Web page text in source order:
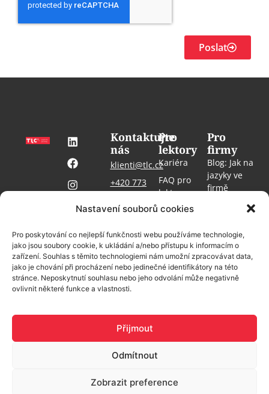
Nastavení souborů cookies
Pro poskytování co nejlepší funkčnosti webu používáme technologie,
jako jsou soubory cookie, k ukládání a/nebo přístupu k informacím o
zařízení. Souhlas s těmito technologiemi nám umožní zpracovávat data,
jako je chování při procházení nebo jedinečné identifikátory na této
stránce. Neposkytnutí souhlasu nebo jeho odvolání může negativně
ovlivnit některé funkce a vlastnosti.
Přijmout
Odmítnout
Zobrazit preference
Poslat
Pro
firmy
Blog: Jak na
jazyky ve
firmě
Pro
lektory
Kariéra
FAQ pro
lektory
Blog: Jak
MyCat login
Knihovna
Kontaktujte
nás
klienti@tlc.cz
+420 773
GDPR
Cookies
#jazykovkaprofirmy
#vzdelavanislaskou
© 2025 TLC | jazykovka pro firmy – všechna práva
vyhrazena.